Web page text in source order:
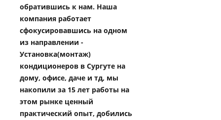
обратившись к нам. Наша
компания работает
сфокусировавшись на одном
из направлении -
Установка(монтаж)
кондиционеров в Сургуте на
дому, офисе, даче и тд, мы
накопили за 15 лет работы на
этом рынке ценный
практический опыт, добились